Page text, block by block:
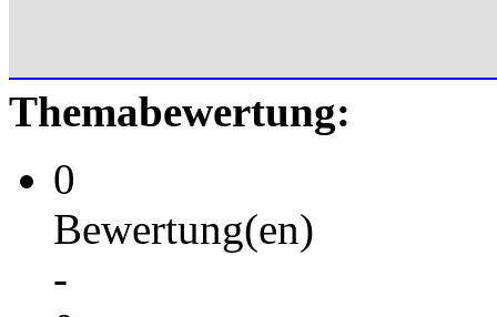
Themabewertung:
0
Bewertung(en)
-